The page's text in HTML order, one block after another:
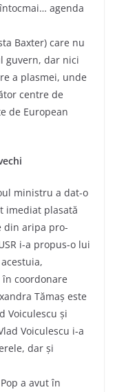
agenda
Baxter) care nu
guvern, dar nici
a plasmei, unde
centre de
de European
ministru a dat-o
imediat plasată
din aripa pro-
i-a propus-o lui
în coordonare
Tămaș este
Voiculescu și
Voiculescu i-a
dar și
a avut în